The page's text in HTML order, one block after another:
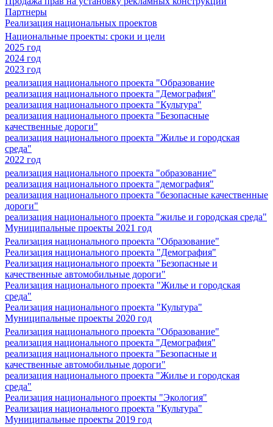
Партнеры
Реализация национальных проектов
Национальные проекты: сроки и цели
2025 год
2024 год
2023 год
реализация национального проекта "Образование
реализация национального проекта "Демография"
реализация национального проекта "Культура"
реализация национального проекта "Безопасные
качественные дороги"
реализация национального проекта "Жилье и городская
среда"
2022 год
реализация национального проекта "образование"
реализация национального проекта "демография"
реализация национального проекта "безопасные качественные
дороги"
реализация национального проекта "жилье и городская среда"
Муниципальные проекты 2021 год
Реализация национального проекта "Образование"
Реализация национального проекта "Демография"
Реализация национального проекта "Безопасные и
качественные автомобильные дороги"
Реализация национального проекта "Жилье и городская
среда"
Реализация национального проекта "Культура"
Муниципальные проекты 2020 год
Реализация национального проекта "Образование"
реализация национального проекта "Демография"
реализация национального проекта "Безопасные и
качественные автомобильные дороги"
реализация национального проекта "Жилье и городская
среда"
Реализация национального проекты "Экология"
Реализация национального проекта "Культура"
Муниципальные проекты 2019 год